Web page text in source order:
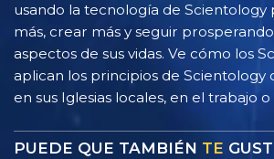
usando la tecnología de Scientology
más, crear más y seguir
aspectos de sus vidas. Ve cómo los
aplican los principios de Scientology
en sus Iglesias locales, en el trabajo o
PUEDE QUE TAMBIÉN TE